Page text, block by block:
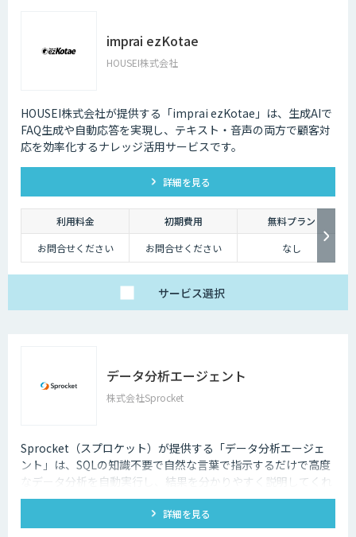
imprai ezKotae
HOUSEI株式会社
HOUSEI株式会社が提供する「imprai ezKotae」は、生成AIで
FAQ生成や自動応答を実現し、テキスト・音声の両方で顧客対
応を効率化するナレッジ活用サービスです。
詳細を見る
利用料金 初期費用
無料プラン
お問合せください
お問合せください なし
サービス選択
データ分析エージェント
株式会社Sprocket
Sprocket（スプロケット）が提供する「データ分析エージェ
ント」は、SQLの知識不要で自然な言葉で指示するだけで高度
なデータ分析を自動実行し、結果を分かりやすく説明してくれ
るAIエージェントです。
詳細を見る